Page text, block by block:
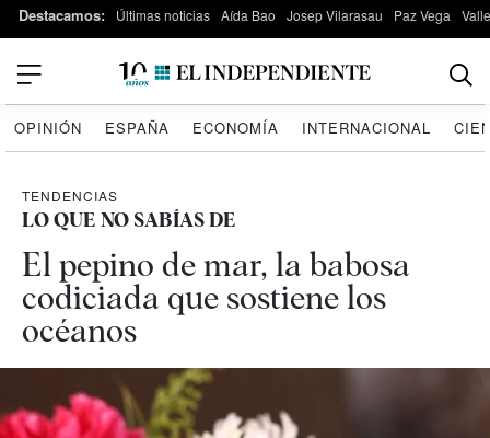
Destacamos: Últimas noticias Aída Bao Josep Vilarasau Paz Vega
OPINIÓN ESPAÑA ECONOMÍA INTERNACIONAL
TENDENCIAS
LO QUE NO SABÍAS DE
El pepino de mar, la babosa
codiciada que sostiene los
océanos